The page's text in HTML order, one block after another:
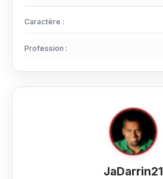
Caractère :
Profession :
JaDarrin21